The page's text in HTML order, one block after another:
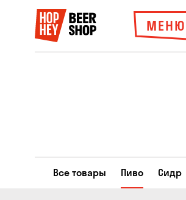
МЕНЮ
Все товары Пиво Сидр